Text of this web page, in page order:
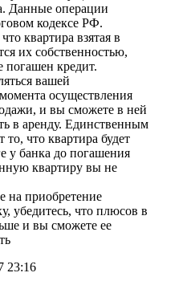
Данные операции
кодексе РФ.
квартира взятая в
их собственностью,
погашен кредит.
вашей
осуществления
и вы сможете в ней
в аренду. Единственным
что квартира будет
у банка до погашения
квартиру вы не
на приобретение
убедитесь, что плюсов в
и вы сможете ее
23:16